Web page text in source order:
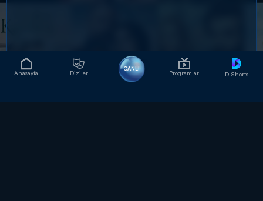
Anasayfa Diziler
CANLI
Programlar D-Shorts